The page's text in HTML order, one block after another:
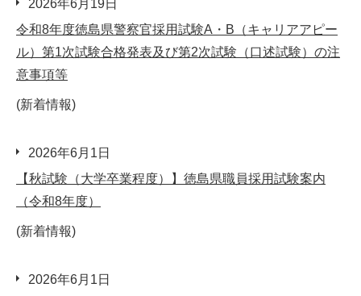
2026年6月19日
令和8年度徳島県警察官採用試験A・B（キャリアアピー
ル）第1次試験合格発表及び第2次試験（口述試験）の注
意事項等
(新着情報)
2026年6月1日
【秋試験（大学卒業程度）】徳島県職員採用試験案内
（令和8年度）
(新着情報)
2026年6月1日